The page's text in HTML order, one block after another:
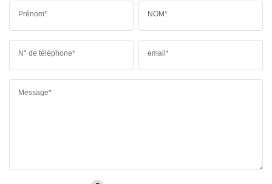
Prénom* NOM*
N° de téléphone* email*
Message*